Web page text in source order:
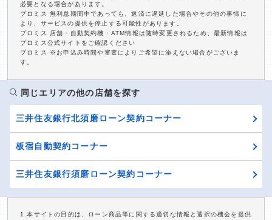
必要となる場合があります。
プロミス 無利息期間中であっても、返済に遅延した場合やその他の事情に
より、サービスの提供を停止する可能性があります。
プロミス 店舗・自動契約機・ATM情報は随時変更されるため、最新情報は
プロミス公式サイトをご確認ください
プロミス ※お申込み時間や審査によりご希望に添えない場合がございま
す。
同じエリアの他の店舗を探す
三井住友銀行北須磨ローン契約コーナー
板宿自動契約コーナー
三井住友銀行須磨ローン契約コーナー
1.本サイトの目的は、ローン商品等に関する適切な情報と選択の機会を提供